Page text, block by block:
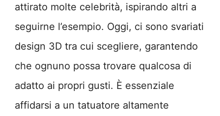
attirato molte celebrità, ispirando altri a
seguirne l’esempio. Oggi, ci sono svariati
design 3D tra cui scegliere, garantendo
che ognuno possa trovare qualcosa di
adatto ai propri gusti. È essenziale
affidarsi a un tatuatore altamente